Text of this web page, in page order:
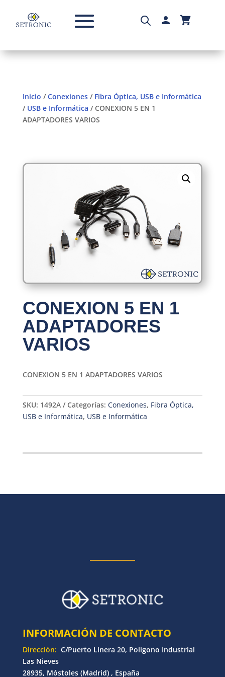
Inicio /Conexiones/ Fibra Óptica, USB e Informática
/ USB e Informática / CONEXION 5 EN 1
ADAPTADORES VARIOS
CONEXION 5 EN 1
ADAPTADORES
VARIOS
CONEXION 5 EN 1 ADAPTADORES VARIOS
SKU: 1492A Categorías: Conexiones, Fibra Óptica,
USB e Informática, USB e Informática
INFORMACIÓN DE CONTACTO
Dirección: C/Puerto Linera 20, Polígono Industrial
Las Nieves
28935, Móstoles (Madrid) , España